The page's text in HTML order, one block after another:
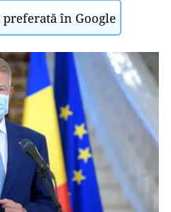
preferată în Google